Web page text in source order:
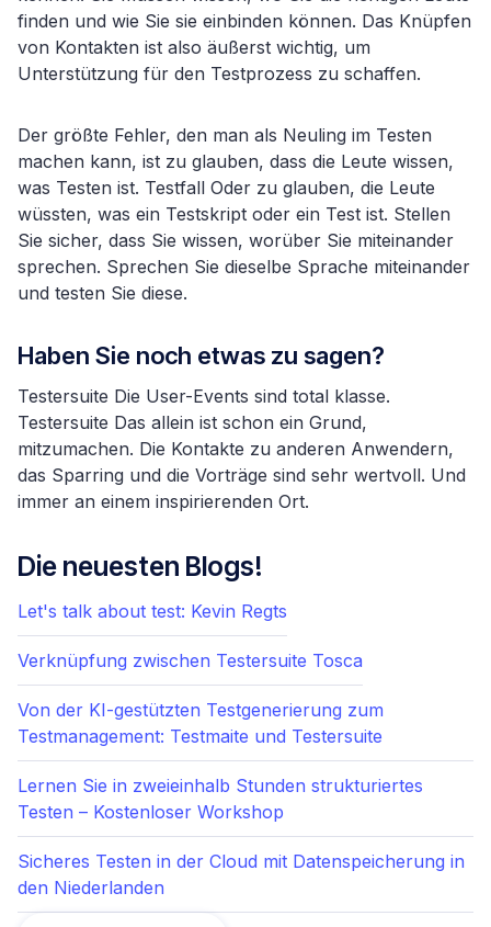
finden und wie Sie sie einbinden können. Das Knüpfen
von Kontakten ist also äußerst wichtig, um
Unterstützung für den Testprozess zu schaffen.
Der größte Fehler, den man als Neuling im Testen
machen kann, ist zu glauben, dass die Leute wissen,
was Testen ist. Testfall Oder zu glauben, die Leute
wüssten, was ein Testskript oder ein Test ist. Stellen
Sie sicher, dass Sie wissen, worüber Sie miteinander
sprechen. Sprechen Sie dieselbe Sprache miteinander
und testen Sie diese.
Haben Sie noch etwas zu sagen?
Testersuite Die User-Events sind total klasse.
Testersuite Das allein ist schon ein Grund,
mitzumachen. Die Kontakte zu anderen Anwendern,
das Sparring und die Vorträge sind sehr wertvoll. Und
immer an einem inspirierenden Ort.
Die neuesten Blogs!
Let's talk about test: Kevin Regts
Verknüpfung zwischen Testersuite Tosca
Von der KI-gestützten Testgenerierung zum
Testmanagement: Testmaite und Testersuite
Lernen Sie in zweieinhalb Stunden strukturiertes
Testen – Kostenloser Workshop
Sicheres Testen in der Cloud mit Datenspeicherung in
den Niederlanden